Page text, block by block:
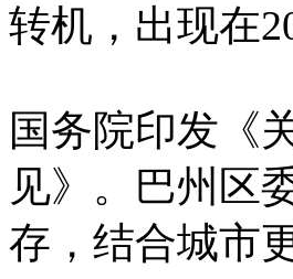
转机，出现在
国务院印发《
见》。巴州区
存，结合城市